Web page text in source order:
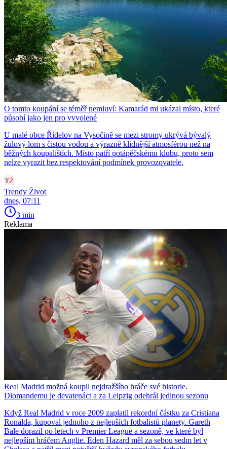
O tomto koupání se téměř nemluví: Kamarád mi ukázal místo, které
působí jako jen pro vyvolené
U malé obce Řídelov na Vysočině se mezi stromy ukrývá bývalý
žulový lom s čistou vodou a výrazně klidnější atmosférou než na
běžných koupalištích. Místo patří potápěčskému klubu, proto sem
nelze vyrazit bez respektování podmínek provozovatele.
Trendy Život
dnes, 07:11
3 min
Reklama
Real Madrid možná koupil nejdražšího hráče své historie.
Diomandemu je devatenáct a za Leipzig odehrál jedinou sezonu
Když Real Madrid v roce 2009 zaplatil rekordní částku za Cristiana
Ronalda, kupoval jednoho z nejlepších fotbalistů planety. Gareth
Bale dorazil po letech v Premier League a sezoně, ve které byl
nejlepším hráčem Anglie. Eden Hazard měl za sebou sedm let v